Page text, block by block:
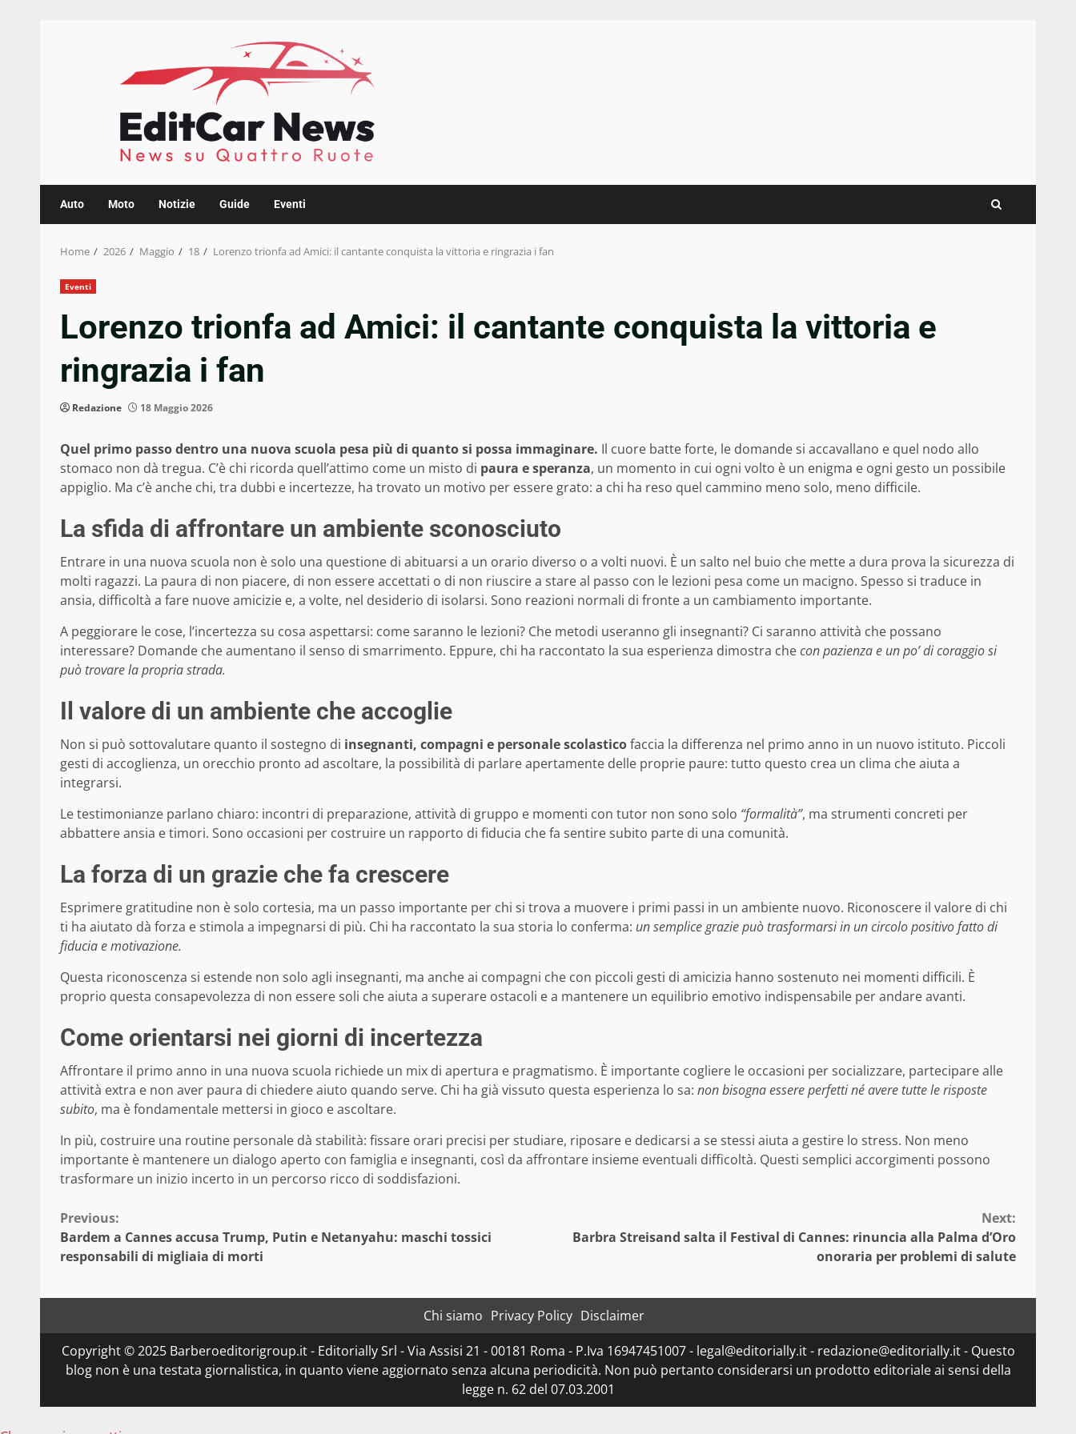
Auto Moto Notizie Guide Eventi
Home 2026 Maggio 18 Lorenzo trionfa ad Amici: il cantante conquista la vittoria e ringrazia i fan
Eventi
Lorenzo trionfa ad Amici: il cantante conquista la vittoria e
ringrazia i fan
Redazione 18 Maggio 2026
Quel primo passo dentro una nuova scuola pesa più di quanto si possa immaginare. Il cuore batte forte, le domande si accavallano e quel nodo allo
stomaco non dà tregua. C’è chi ricorda quell’attimo come un misto di paura e speranza, un momento in cui ogni volto è un enigma e ogni gesto un possibile
appiglio. Ma c’è anche chi, tra dubbi e incertezze, ha trovato un motivo per essere grato: a chi ha reso quel cammino meno solo, meno difficile.
La sfida di affrontare un ambiente sconosciuto
Entrare in una nuova scuola non è solo una questione di abituarsi a un orario diverso o a volti nuovi. È un salto nel buio che mette a dura prova la sicurezza di
molti ragazzi. La paura di non piacere, di non essere accettati o di non riuscire a stare al passo con le lezioni pesa come un macigno. Spesso si traduce in
ansia, difficoltà a fare nuove amicizie e, a volte, nel desiderio di isolarsi. Sono reazioni normali di fronte a un cambiamento importante.
A peggiorare le cose, l’incertezza su cosa aspettarsi: come saranno le lezioni? Che metodi useranno gli insegnanti? Ci saranno attività che possano
interessare? Domande che aumentano il senso di smarrimento. Eppure, chi ha raccontato la sua esperienza dimostra checon pazienza e un po’ di coraggio si
può trovare la propria strada.
Il valore di un ambiente che accoglie
Non si può sottovalutare quanto il sostegno di insegnanti, compagni e personale scolasticofaccia la differenza nel primo anno in un nuovo istituto. Piccoli
gesti di accoglienza, un orecchio pronto ad ascoltare, la possibilità di parlare apertamente delle proprie paure: tutto questo crea un clima che aiuta a
integrarsi.
Le testimonianze parlano chiaro: incontri di preparazione, attività di gruppo e momenti con tutor non sono solo “formalità”, ma strumenti concreti per
abbattere ansia e timori. Sono occasioni per costruire un rapporto di fiducia che fa sentire subito parte di una comunità.
La forza di un grazie che fa crescere
Esprimere gratitudine non è solo cortesia, ma un passo importante per chi si trova a muovere i primi passi in un ambiente nuovo. Riconoscere il valore di chi
ti ha aiutato dà forza e stimola a impegnarsi di più. Chi ha raccontato la sua storia lo conferma: un semplice grazie può trasformarsi in un circolo positivo fatto di
fiducia e motivazione.
Questa riconoscenza si estende non solo agli insegnanti, ma anche ai compagni che con piccoli gesti di amicizia hanno sostenuto nei momenti difficili. È
proprio questa consapevolezza di non essere soli che aiuta a superare ostacoli e a mantenere un equilibrio emotivo indispensabile per andare avanti.
Come orientarsi nei giorni di incertezza
Affrontare il primo anno in una nuova scuola richiede un mix di apertura e pragmatismo. È importante cogliere le occasioni per socializzare, partecipare alle
attività extra e non aver paura di chiedere aiuto quando serve. Chi ha già vissuto questa esperienza lo sa: non bisogna essere perfetti né avere tutte le risposte
subito, ma è fondamentale mettersi in gioco e ascoltare.
In più, costruire una routine personale dà stabilità: fissare orari precisi per studiare, riposare e dedicarsi a se stessi aiuta a gestire lo stress. Non meno
importante è mantenere un dialogo aperto con famiglia e insegnanti, così da affrontare insieme eventuali difficoltà. Questi semplici accorgimenti possono
trasformare un inizio incerto in un percorso ricco di soddisfazioni.
Continue
Reading
Previous:
Bardem a Cannes accusa Trump, Putin e Netanyahu: maschi tossici
responsabili di migliaia di morti
Next:
Barbra Streisand salta il Festival di Cannes: rinuncia alla Palma d’Oro
onoraria per problemi di salute
Chi siamo Privacy Policy Disclaimer
Copyright © 2025 Barberoeditorigroup.it - Editorially Srl - Via Assisi 21 - 00181 Roma - P.Iva 16947451007 - legal@editorially.it - redazione@editorially.it - Questo
blog non è una testata giornalistica, in quanto viene aggiornato senza alcuna periodicità. Non può pertanto considerarsi un prodotto editoriale ai sensi della
legge n. 62 del 07.03.2001